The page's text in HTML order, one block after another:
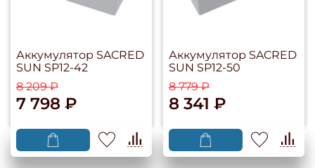
Аккумулятор SACRED
SUN SP12-42
8 209 ₽
7 798 ₽
Аккумулятор SACRED
SUN SP12-50
8 779 ₽
8 341 ₽